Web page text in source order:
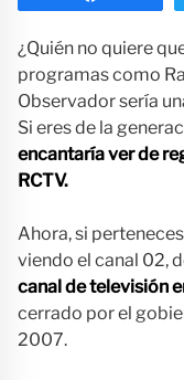
¿Quién no quiere
programas como
Observador sería
Si eres de la
encantaría ver de
RCTV.
Ahora, si
viendo el canal 02,
canal de televisión
cerrado por el
2007.